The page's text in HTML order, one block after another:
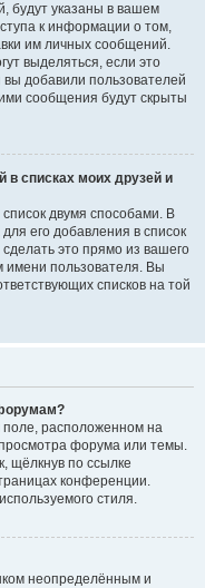
будут указаны в вашем
к информации о том,
им личных сообщений.
выделяться, если это
добавили пользователей
сообщения будут скрыты
в списках моих друзей и
двумя способами. В
его добавления в список
это прямо из вашего
имени пользователя. Вы
списков на той
поле, расположенном на
форума или темы.
щёлкнув по ссылке
конференции.
стиля.
неопределённым и